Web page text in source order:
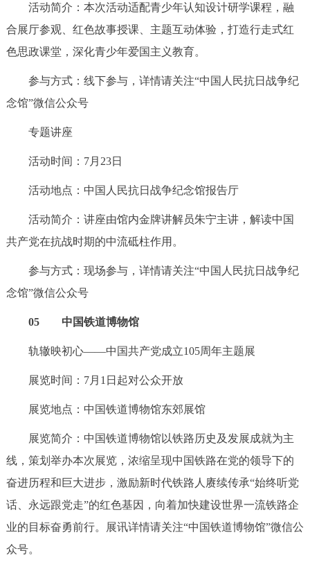
活动简介：本次活动适配青少年认知设计研学课程，融
合展厅参观、红色故事授课、主题互动体验，打造行走式红
色思政课堂，深化青少年爱国主义教育。
参与方式：线下参与，详情请关注“中国人民抗日战争纪
念馆”微信公众号
专题讲座
活动时间：7月23日
活动地点：中国人民抗日战争纪念馆报告厅
活动简介：讲座由馆内金牌讲解员朱宁主讲，解读中国
共产党在抗战时期的中流砥柱作用。
参与方式：现场参与，详情请关注“中国人民抗日战争纪
念馆”微信公众号
05 中国铁道博物馆
轨辙映初心——中国共产党成立105周年主题展
展览时间：7月1日起对公众开放
展览地点：中国铁道博物馆东郊展馆
展览简介：中国铁道博物馆以铁路历史及发展成就为主
线，策划举办本次展览，浓缩呈现中国铁路在党的领导下的
奋进历程和巨大进步，激励新时代铁路人赓续传承“始终听党
话、永远跟党走”的红色基因，向着加快建设世界一流铁路企
业的目标奋勇前行。展讯详情请关注“中国铁道博物馆”微信公
众号。